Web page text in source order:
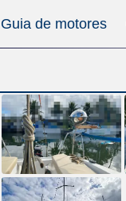
Guia de motores